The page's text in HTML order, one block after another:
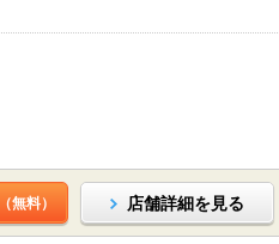
無料） 店舗詳細を見る